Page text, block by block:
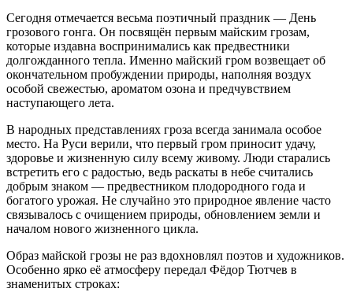
Сегодня отмечается весьма поэтичный праздник — День
грозового гонга. Он посвящён первым майским грозам,
которые издавна воспринимались как предвестники
долгожданного тепла. Именно майский гром возвещает об
окончательном пробуждении природы, наполняя воздух
особой свежестью, ароматом озона и предчувствием
наступающего лета.
В народных представлениях гроза всегда занимала особое
место. На Руси верили, что первый гром приносит удачу,
здоровье и жизненную силу всему живому. Люди старались
встретить его с радостью, ведь раскаты в небе считались
добрым знаком — предвестником плодородного года и
богатого урожая. Не случайно это природное явление часто
связывалось с очищением природы, обновлением земли и
началом нового жизненного цикла.
Образ майской грозы не раз вдохновлял поэтов и художников.
Особенно ярко её атмосферу передал Фёдор Тютчев в
знаменитых строках: